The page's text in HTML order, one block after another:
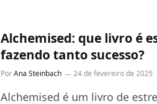
Alchemised: que livro é
fazendo tanto sucesso?
Por Ana Steinbach 24 de fevereiro de 2025
Alchemised é um livro de